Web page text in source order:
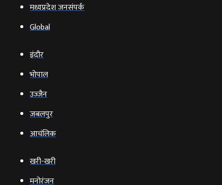
मध्यप्रदेश जनसंपर्क
Global
इंदौर
भोपाल
उज्‍जैन
जबलपुर
आचंलिक
खरी-खरी
मनोरंजन